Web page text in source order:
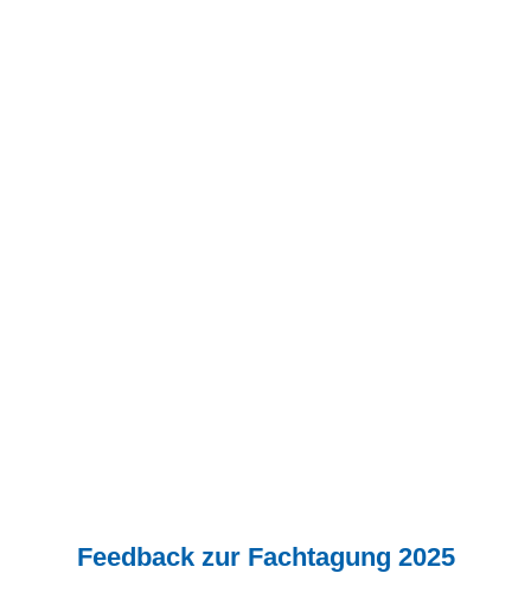
Feedback zur Fachtagung 2025